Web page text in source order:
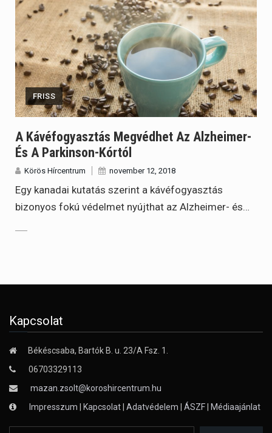
FRISS
A Kávéfogyasztás Megvédhet Az Alzheimer-
És A Parkinson-Kórtól
Körös Hírcentrum november 12, 2018
Egy kanadai kutatás szerint a kávéfogyasztás
bizonyos fokú védelmet nyújthat az Alzheimer- és…
Kapcsolat
Békéscsaba, Bartók B. u. 23/A Fsz. 1.
06703329113
mazan.zsolt@koroshircentrum.hu
Impresszum | Kapcsolat| Adatvédelem | ÁSZF| Médiaajánlat